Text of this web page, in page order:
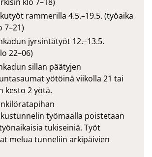
rammerilla 4.5.–19.5. (työaika
7–21)
jyrsintätyöt 12.–13.5.
22–06)
sillan päätyjen
yötöinä viikolla 21 tai
kesto 2 yötä.
työmaalla poistetaan
tukiseiniä. Työt
melua tunneliin arkipäivien